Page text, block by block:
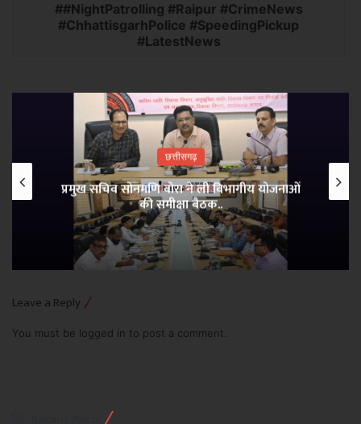
#NightPatrolling #Raipur #CrimeNews
#ChhattisgarhPolice #SpeedingPickup
#LatestNews
छत्तीसगढ़
प्रमुख सचिव सोनमणि बोरा ने ली विभागीय योजनाओं
की समीक्षा बैठक..
Leave a Reply
You must be logged in to post a comment.